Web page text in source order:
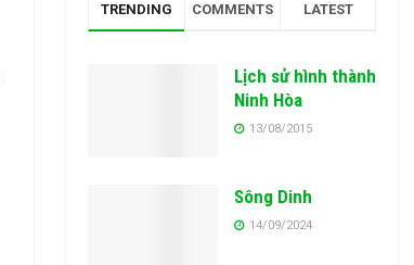
TRENDING COMMENTS LATEST
Lịch sử hình thành
Ninh Hòa
13/08/2015
Sông Dinh
14/09/2024